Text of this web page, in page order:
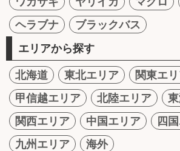
ヘラブナ
ブラックバス
エリアから探す
北海道 東北エリア
関東エ
甲信越エリア
北陸エリア
関西エリア
中国エリア
四
九州エリア
海外